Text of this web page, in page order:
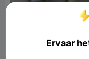
Ervaar